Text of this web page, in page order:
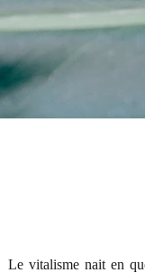
Le vitalisme nait en